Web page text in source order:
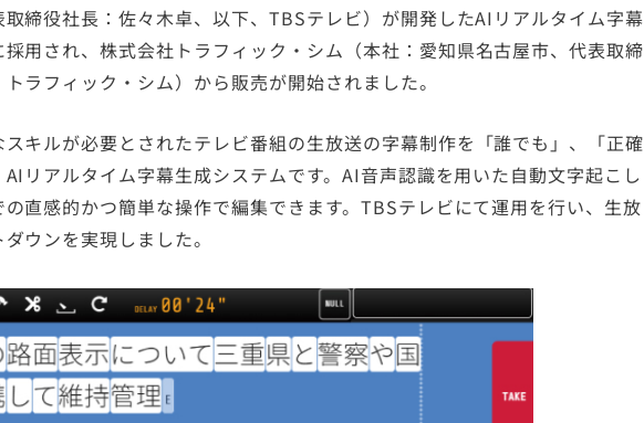
取締役社長：佐々木卓、以下、TBSテレビ）が開発したAIリアルタイム字幕
用され、株式会社トラフィック・シム（本社：愛知県名古屋市、代表取締
ラフィック・シム）から販売が開始されました。
スキルが必要とされたテレビ番組の生放送の字幕制作を「誰でも」、「正確
リアルタイム字幕生成システムです。AI音声認識を用いた自動文字起こし
直感的かつ簡単な操作で編集できます。TBSテレビにて運用を行い、生放
ウンを実現しました。